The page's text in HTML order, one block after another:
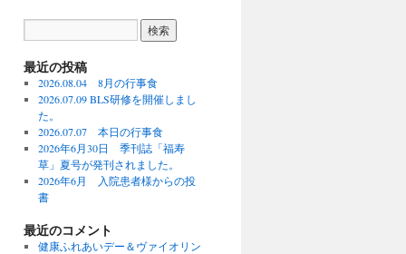
最近の投稿
2026.08.04 8月の行事食
2026.07.09 BLS研修を開催しまし
た。
2026.07.07 本日の行事食
2026年6月30日 季刊誌「福寿
草」夏号が発刊されました。
2026年6月 入院患者様からの投
書
最近のコメント
健康ふれあいデー＆ヴァイオリン